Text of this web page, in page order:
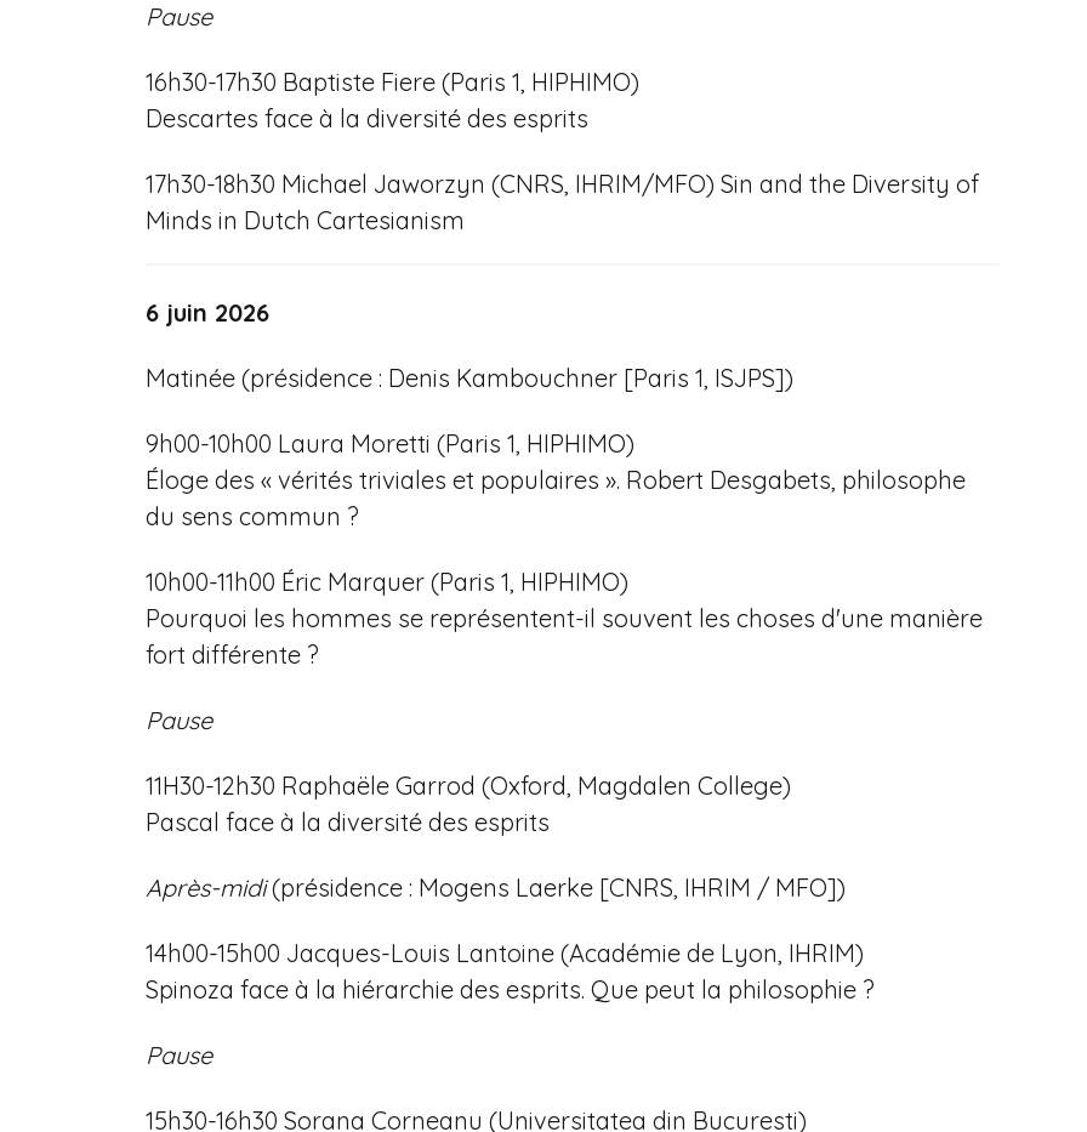
Pause
16h30-17h30 Baptiste Fiere (Paris 1, HIPHIMO)
Descartes face à la diversité des esprits
17h30-18h30 Michael Jaworzyn (CNRS, IHRIM/MFO) Sin and the Diversity of
Minds in Dutch Cartesianism
6 juin 2026
Matinée (présidence : Denis Kambouchner [Paris 1, ISJPS])
9h00-10h00 Laura Moretti (Paris 1, HIPHIMO)
Éloge des « vérités triviales et populaires ». Robert Desgabets, philosophe
du sens commun ?
10h00-11h00 Éric Marquer (Paris 1, HIPHIMO)
Pourquoi les hommes se représentent-il souvent les choses d'une manière
fort différente ?
Pause
11H30-12h30 Raphaële Garrod (Oxford, Magdalen College)
Pascal face à la diversité des esprits
Après-midi(présidence : Mogens Laerke [CNRS, IHRIM / MFO])
14h00-15h00 Jacques-Louis Lantoine (Académie de Lyon, IHRIM)
Spinoza face à la hiérarchie des esprits. Que peut la philosophie ?
Pause
15h30-16h30 Sorana Corneanu (Universitatea din Bucuresti)